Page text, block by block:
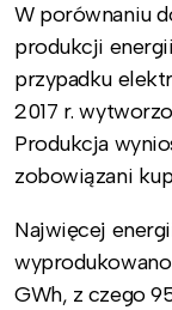
W porównaniu
produkcji
przypadku
2017 r.
Produkcja
zobowiązani
Najwięcej
GWh, z czego